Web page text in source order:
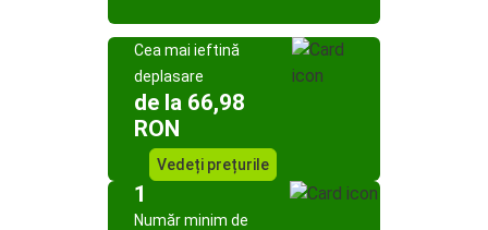
Cea mai ieftină
deplasare
de la 66,98
RON
Vedeți prețurile
1
Număr minim de